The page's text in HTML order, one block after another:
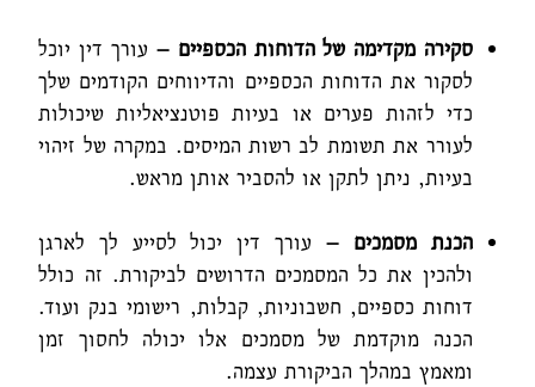
סקירה מקדימה של הדוחות הכספיים –עורך דין יוכל
לסקור את הדוחות הכספיים והדיווחים הקודמים שלך
כדי לזהות פערים או בעיות פוטנציאליות שיכולות
לעורר את תשומת לב רשות המיסים. במקרה של זיהוי
בעיות, ניתן לתקן או להסביר אותן מראש.
הכנת מסמכים –עורך דין יכול לסייע לך לארגן
ולהכין את כל המסמכים הדרושים לביקורת. זה כולל
דוחות כספיים, חשבוניות, קבלות, רישומי בנק ועוד.
הכנה מוקדמת של מסמכים אלו יכולה לחסוך זמן
ומאמץ במהלך הביקורת עצמה.